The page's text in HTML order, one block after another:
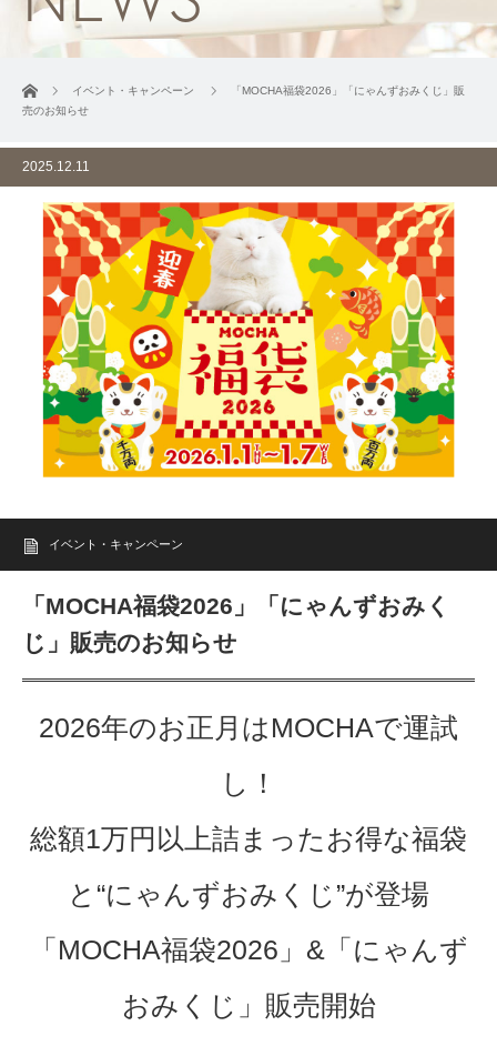
ホーム イベント・キャンペーン
「MOCHA福袋2026」「にゃんずおみくじ」販
売のお知らせ
2025.12.11
イベント・キャンペーン
「MOCHA福袋2026」「にゃんずおみく
じ」販売のお知らせ
2026年のお正月はMOCHAで運試
し！
総額1万円以上詰まったお得な福袋
と“にゃんずおみくじ”が登場
「MOCHA福袋2026」&「にゃんず
おみくじ」販売開始